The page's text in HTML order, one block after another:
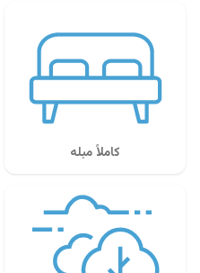
کاملاً مبله